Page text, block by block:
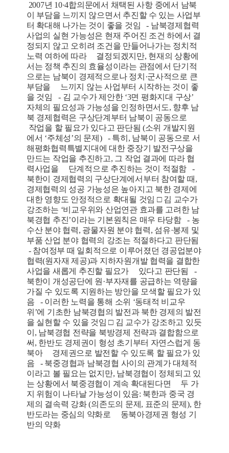
2007년 10·4합의문에서 채택된 사항 중에서 남북
이 부담을 느끼지 않으면서 추진할 수 있는 사업부
터 확대해 나가는 것이 좋을 것임 - 남북경제협력
사업의 실현 가능성은 현재 주어진 조건 하에서 결
정되지 않고 오히려 조건을 만들어나가는 정치적
노력 여하에 따라 결정되겠지만, 현재의 상황에
서는 정책 추진의 효율성이라는 관점에서 단기적
으로는 남북이 경제적으로나 정치·군사적으로 큰
부담을 느끼지 않는 사업부터 시작하는 것이 좋
을 것임 - 김 교수가 제안한 ‘3면 평화지대 구상’
자체의 필요성과 가능성을 인정하면서도, 향후 남
북 경제협력은 구상단계부터 남북이 공동으로
작업을 할 필요가 있다고 판단됨 (소위 개발지원
에서 ‘주체성’의 문제) - 특히, 남북이 공동으로 서
해평화협력특별지대에 대한 중장기 발전구상을
만드는 작업을 추진하고, 그 작업 결과에 따라 협
력사업을 단계적으로 추진하는 것이 적절함 -
북한이 경제협력의 구상단계에서부터 참여할 때,
경제협력의 성공 가능성은 높아지고 북한 경제에
대한 영향도 안정적으로 확대될 것임 □ 김 교수가
강조하는 ‘비교우위와 산업연관 효과를 고려한 남
북경협 추진’이라는 기본원칙은 매우 타당함 - 농
수산 분야 협력, 광물자원 분야 협력, 섬유·봉제 및
부품 산업 분야 협력의 강조는 적절하다고 판단됨
- 참여정부 때 일회적으로 이루어졌던 경공업분야
협력(원자재 제공)과 지하자원개발 협력을 결합한
사업을 새롭게 추진할 필요가 있다고 판단됨 -
북한이 개성공단에 원·부자재를 공급하는 역량을
가질 수 있도록 지원하는 방안을 모색할 필요가 있
음 - 이러한 노력을 통해 소위 ‘동태적 비교우
위’에 기초한 남북경협의 발전과 북한 경제의 발전
을 실현할 수 있을 것임 □ 김 교수가 강조하고 있듯
이, 남북경협 전략을 북방경제 전략과 결합함으로
써, 한반도 경제권이 형성 초기부터 자연스럽게 동
북아 경제권으로 발전할 수 있도록 할 필요가 있
음 - 북중경협과 남북경협 사이의 관계가 대체적
이라고 볼 필요는 없지만, 남북경협이 정체되고 있
는 상황에서 북중경협이 계속 확대된다면 두 가
지 위험이 나타날 가능성이 있음: 북한과 중국 경
제의 결속력 강화 (의존도의 문제, 표준의 문제), 한
반도라는 중심의 약화로 동북아경제권 형성 기
반의 약화